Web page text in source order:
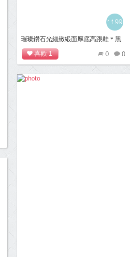
1199
璀璨鑽石光細緻緞面厚底高跟鞋＊黑
喜歡1 0
0